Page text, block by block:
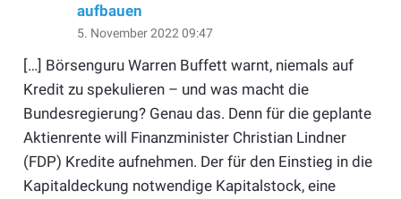
aufbauen
5. November 2022 09:47
[…] Börsenguru Warren Buffett warnt, niemals auf
Kredit zu spekulieren – und was macht die
Bundesregierung? Genau das. Denn für die geplante
Aktienrente will Finanzminister Christian Lindner
(FDP) Kredite aufnehmen. Der für den Einstieg in die
Kapitaldeckung notwendige Kapitalstock, eine